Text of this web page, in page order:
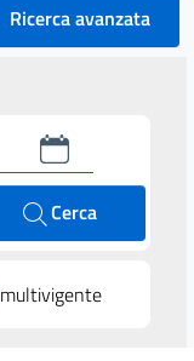
Ricerca avanzata
Cerca
multivigente